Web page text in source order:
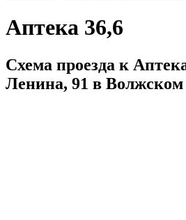
Аптека 36,6
Схема проезда к
Ленина, 91 в Волжском